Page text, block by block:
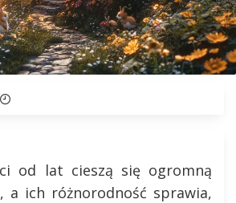
od lat cieszą się ogromną
a ich różnorodność sprawia,